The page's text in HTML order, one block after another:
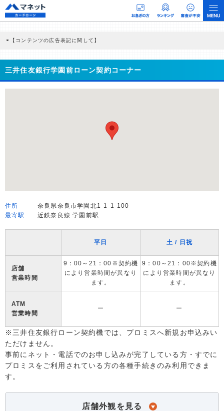
【コンテンツの広告表記に関して】
商品を根拠なくPRするものではなく、当編集部の調査／ユーザーへの口コミ収集な
どに基づき、公平性を担保した情報提供を行っています。
>提携企業一覧
三井住友銀行学園前ローン契約コーナー
住所
奈良県奈良市学園北1-1-1-100
最寄駅
近鉄奈良線 学園前駅
平日 土 / 日祝
店舗
営業時間
9：00～21：00※契約機
により営業時間が異なり
ます。
9：00～21：00※契約機
により営業時間が異なり
ます。
ATM
営業時間
ー ー
※三井住友銀行ローン契約機では、プロミスへ新規お申込みい
ただけません。
事前にネット・電話でのお申し込みが完了している方・すでに
プロミスをご利用されている方の各種手続きのみ利用できま
す。
店舗外観を見る